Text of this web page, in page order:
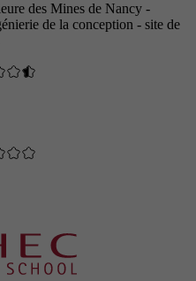
des Mines de Nancy -
de la conception - site de